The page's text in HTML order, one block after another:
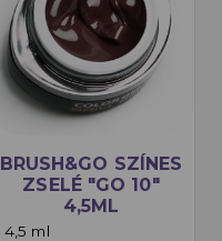
BRUSH&GO SZÍNES
ZSELÉ "GO 10"
4,5ML
4,5 ml